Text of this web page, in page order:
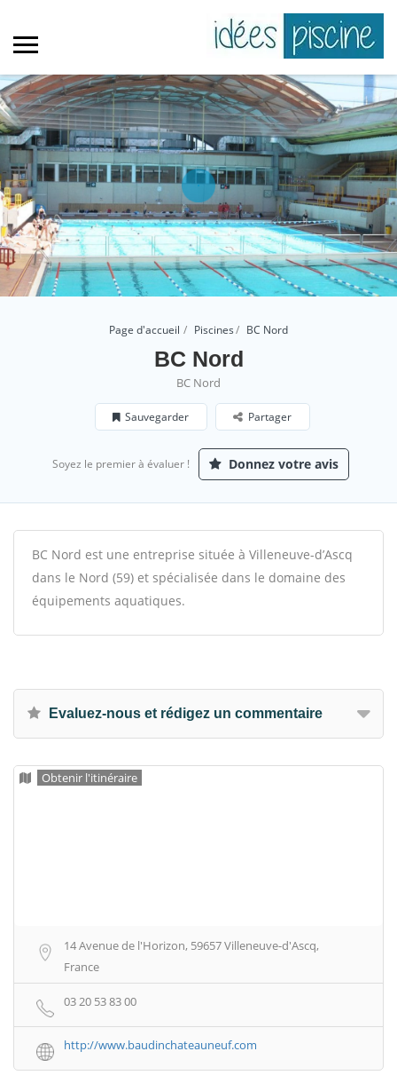
Page d'accueil Piscines BC Nord
BC Nord
BC Nord
Sauvegarder Partager
Soyez le premier à évaluer ! Donnez votre avis
BC Nord est une entreprise située à Villeneuve-d’Ascq
dans le Nord (59) et spécialisée dans le domaine des
équipements aquatiques.
Evaluez-nous et rédigez un commentaire
Obtenir l'itinéraire
14 Avenue de l'Horizon, 59657 Villeneuve-d'Ascq,
France
03 20 53 83 00
http://www.baudinchateauneuf.com